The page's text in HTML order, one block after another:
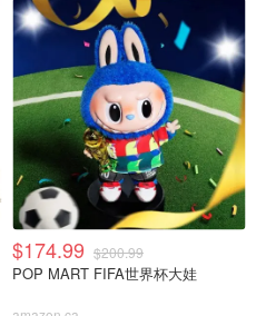
$174.99 $200.99
POP MART FIFA世界杯大娃